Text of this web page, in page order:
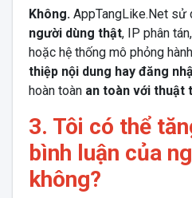
Không.AppTangLike.Net sử
người dùng thật, IP phân
hoặc hệ thống mô phỏng
thiệp nội dung hay đăng
hoàn toàn an toàn với thuật
3. Tôi có thể
bình luận của
không?